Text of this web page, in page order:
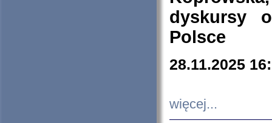
dyskursy
Polsce
28.11.2025
więcej...